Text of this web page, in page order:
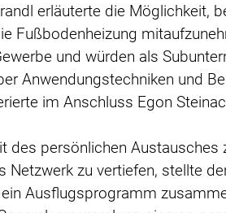
erläuterte die Möglichkeit,
Fußbodenheizung
und würden als
Anwendungstechniken und
im Anschluss Egon
des persönlichen Austausches
Netzwerk zu vertiefen, stellte
Ausflugsprogramm